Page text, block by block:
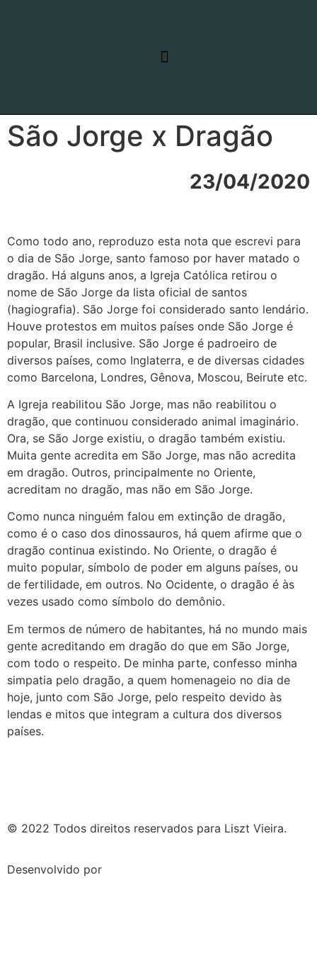
São Jorge x Dragão
23/04/2020
Como todo ano, reproduzo esta nota que escrevi para
o dia de São Jorge, santo famoso por haver matado o
dragão. Há alguns anos, a Igreja Católica retirou o
nome de São Jorge da lista oficial de santos
(hagiografia). São Jorge foi considerado santo lendário.
Houve protestos em muitos países onde São Jorge é
popular, Brasil inclusive. São Jorge é padroeiro de
diversos países, como Inglaterra, e de diversas cidades
como Barcelona, Londres, Gênova, Moscou, Beirute etc.
A Igreja reabilitou São Jorge, mas não reabilitou o
dragão, que continuou considerado animal imaginário.
Ora, se São Jorge existiu, o dragão também existiu.
Muita gente acredita em São Jorge, mas não acredita
em dragão. Outros, principalmente no Oriente,
acreditam no dragão, mas não em São Jorge.
Como nunca ninguém falou em extinção de dragão,
como é o caso dos dinossauros, há quem afirme que o
dragão continua existindo. No Oriente, o dragão é
muito popular, símbolo de poder em alguns países, ou
de fertilidade, em outros. No Ocidente, o dragão é às
vezes usado como símbolo do demônio.
Em termos de número de habitantes, há no mundo mais
gente acreditando em dragão do que em São Jorge,
com todo o respeito. De minha parte, confesso minha
simpatia pelo dragão, a quem homenageio no dia de
hoje, junto com São Jorge, pelo respeito devido às
lendas e mitos que integram a cultura dos diversos
países.
© 2022 Todos direitos reservados para Liszt Vieira.
Desenvolvido por